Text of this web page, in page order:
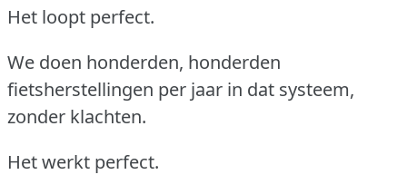
Het loopt perfect.
We doen honderden, honderden
fietsherstellingen per jaar in dat systeem,
zonder klachten.
Het werkt perfect.